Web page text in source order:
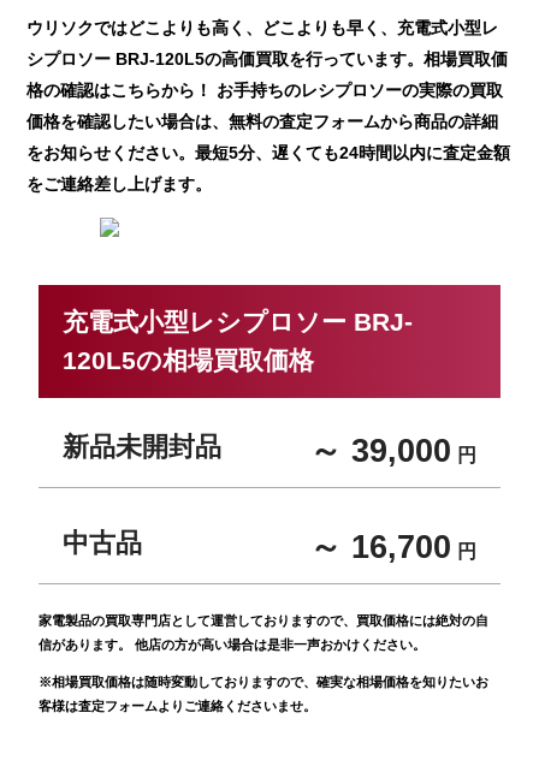
ウリソクではどこよりも高く、どこよりも早く、充電式小型レ
シプロソー BRJ-120L5の高価買取を行っています。相場買取価
格の確認はこちらから！ お手持ちのレシプロソーの実際の買取
価格を確認したい場合は、無料の査定フォームから商品の詳細
をお知らせください。最短5分、遅くても24時間以内に査定金額
をご連絡差し上げます。
充電式小型レシプロソー BRJ-
120L5の相場買取価格
新品未開封品 ～ 39,000 円
中古品 ～ 16,700 円
家電製品の買取専門店として運営しておりますので、買取価格には絶対の自
信があります。 他店の方が高い場合は是非一声おかけください。
※相場買取価格は随時変動しておりますので、確実な相場価格を知りたいお
客様は査定フォームよりご連絡くださいませ。